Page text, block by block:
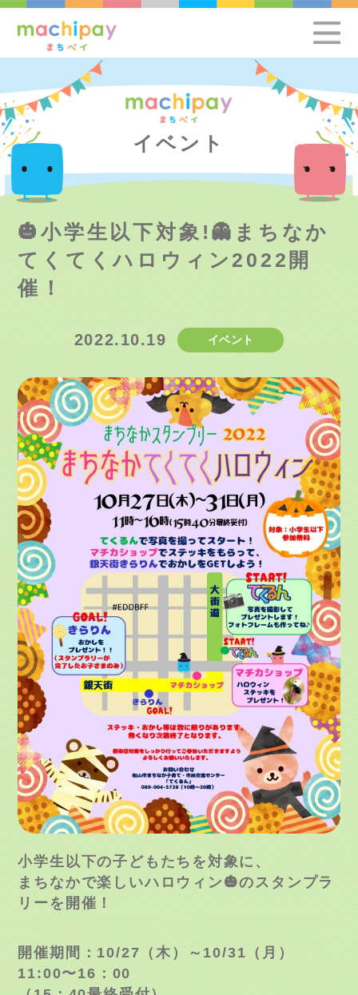
イベント
🎃小学生以下対象!👻まちなか
てくてくハロウィン2022開
催！
2022.10.19 イベント
小学生以下の子どもたちを対象に、
まちなかで楽しいハロウィン🎃のスタンプラ
リーを開催！
開催期間：10/27（木）～10/31（月）
11:00〜16：00